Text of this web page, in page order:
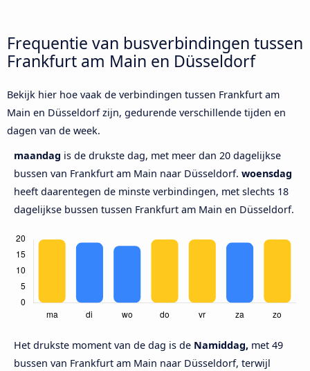
Frequentie van busverbindingen tussen
Frankfurt am Main en Düsseldorf
Bekijk hier hoe vaak de verbindingen tussen Frankfurt am
Main en Düsseldorf zijn, gedurende verschillende tijden en
dagen van de week.
maandag is de drukste dag, met meer dan 20 dagelijkse
bussen van Frankfurt am Main naar Düsseldorf. woensdag
heeft daarentegen de minste verbindingen, met slechts 18
dagelijkse bussen tussen Frankfurt am Main en Düsseldorf.
Het drukste moment van de dag is de Namiddag, met 49
bussen van Frankfurt am Main naar Düsseldorf, terwijl